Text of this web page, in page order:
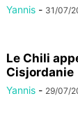
Yannis - 31/07/
Le Chili
Cisjordanie
Yannis - 29/07/